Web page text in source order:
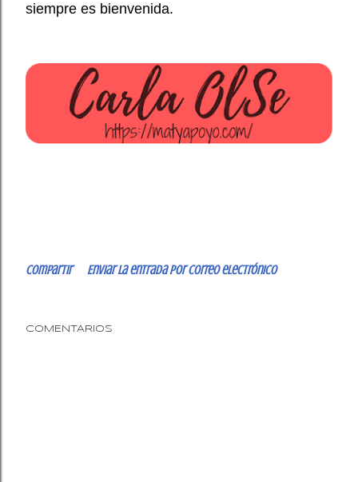
siempre es bienvenida.
Compartir Enviar la entrada por correo electrónico
COMENTARIOS